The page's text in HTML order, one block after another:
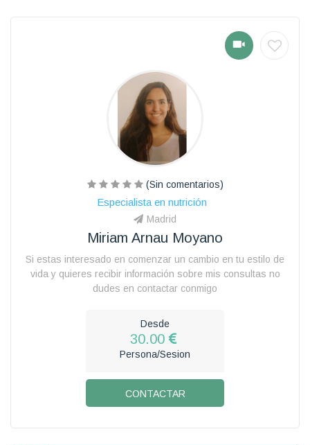
(Sin comentarios)
Especialista en nutrición
Madrid
Miriam Arnau Moyano
Si estas interesado en comenzar un cambio en tu estilo de
vida y quieres recibir información sobre mis consultas no
dudes en contactar conmigo
Desde
30.00
Persona/Sesion
CONTACTAR